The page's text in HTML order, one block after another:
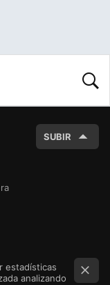
SUBIR
estadísticas
analizando